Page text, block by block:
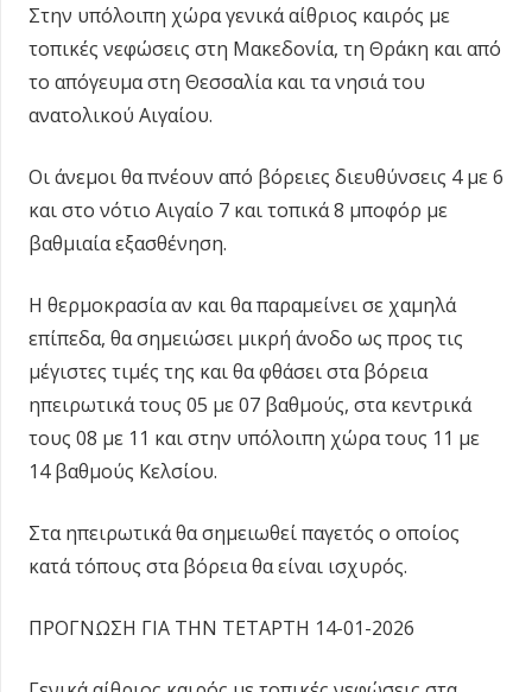
Στην υπόλοιπη χώρα γενικά αίθριος καιρός με
τοπικές νεφώσεις στη Μακεδονία, τη Θράκη και από
το απόγευμα στη Θεσσαλία και τα νησιά του
ανατολικού Αιγαίου.
Οι άνεμοι θα πνέουν από βόρειες διευθύνσεις 4 με 6
και στο νότιο Αιγαίο 7 και τοπικά 8 μποφόρ με
βαθμιαία εξασθένηση.
Η θερμοκρασία αν και θα παραμείνει σε χαμηλά
επίπεδα, θα σημειώσει μικρή άνοδο ως προς τις
μέγιστες τιμές της και θα φθάσει στα βόρεια
ηπειρωτικά τους 05 με 07 βαθμούς, στα κεντρικά
τους 08 με 11 και στην υπόλοιπη χώρα τους 11 με
14 βαθμούς Κελσίου.
Στα ηπειρωτικά θα σημειωθεί παγετός ο οποίος
κατά τόπους στα βόρεια θα είναι ισχυρός.
ΠΡΟΓΝΩΣΗ ΓΙΑ ΤΗΝ ΤΕΤΑΡΤΗ 14-01-2026